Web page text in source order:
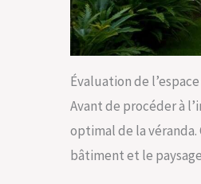
Évaluation de
Avant de procéder à
optimal de la
bâtiment et le